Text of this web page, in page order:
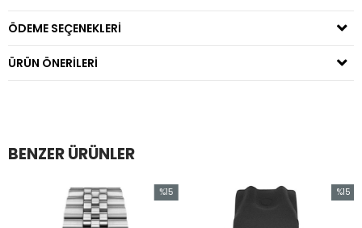
ÖDEME SEÇENEKLERI
ÜRÜN ÖNERILERI
BENZER ÜRÜNLER
%15
%15